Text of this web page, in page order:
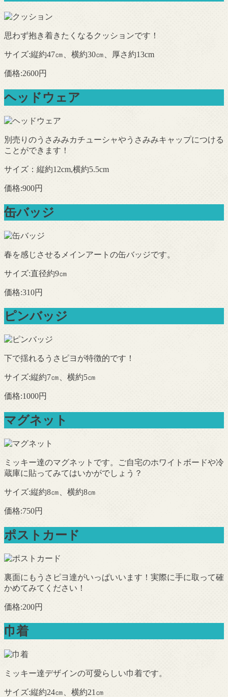
思わず抱き着きたくなるクッションです！
サイズ:縦約47㎝、横約30㎝、厚さ約13cm
価格:2600円
ヘッドウェア
別売りのうさみみカチューシャやうさみみキャップにつける
ことができます！
サイズ：縦約12cm,横約5.5cm
価格:900円
缶バッジ
春を感じさせるメインアートの缶バッジです。
サイズ:直径約9㎝
価格:310円
ピンバッジ
下で揺れるうさピヨが特徴的です！
サイズ:縦約7㎝、横約5㎝
価格:1000円
マグネット
ミッキー達のマグネットです。ご自宅のホワイトボードや冷
蔵庫に貼ってみてはいかがでしょう？
サイズ:縦約8㎝、横約8㎝
価格:750円
ポストカード
裏面にもうさピヨ達がいっぱいいます！実際に手に取って確
かめてみてください！
価格:200円
巾着
ミッキー達デザインの可愛らしい巾着です。
サイズ:縦約24㎝、横約21㎝